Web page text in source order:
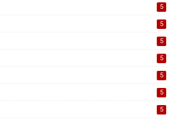
5
5
5
5
5
5
5